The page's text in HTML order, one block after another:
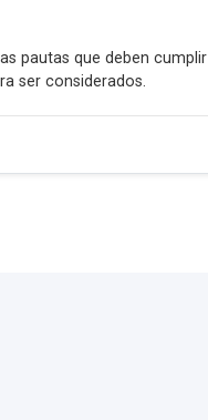
pautas que deben cumplir
ser considerados.